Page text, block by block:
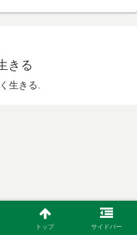
きる
生きる.
トップ サイドバー